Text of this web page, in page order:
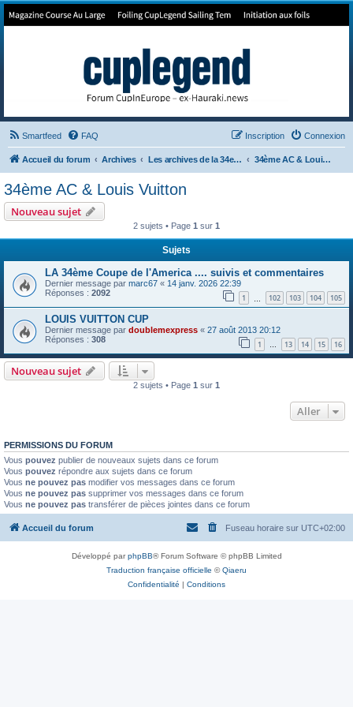
Forum de Cup In Europe
Smartfeed FAQ Connexion
Inscription
Accueil du forum Archives Les archives de la 34e America's Cup 34ème AC & Louis Vuitton
34ème AC & Louis Vuitton
Nouveau sujet
2 sujets • Page 1 sur 1
Sujets
LA 34ème Coupe de l'America .... suivis et commentaires
Dernier message par marc67 « 14 janv. 2026 22:39
Réponses : 2092 1 102 103 104 105
LOUIS VUITTON CUP
Dernier message par doublemexpress « 27 août 2013 20:12
Réponses : 308 1 … 13 14 15 16
Nouveau sujet
2 sujets • Page 1 sur 1
Aller
PERMISSIONS DU FORUM
Vous pouvez publier de nouveaux sujets dans ce forum
Vous pouvez répondre aux sujets dans ce forum
Vous ne pouvez pas modifier vos messages dans ce forum
Vous ne pouvez pas supprimer vos messages dans ce forum
Vous ne pouvez pas transférer de pièces jointes dans ce forum
Accueil du forum Fuseau horaire sur UTC+02:00
Développé parphpBB® Forum Software © phpBB Limited
Traduction française officielle ©Qiaeru
Confidentialité | Conditions